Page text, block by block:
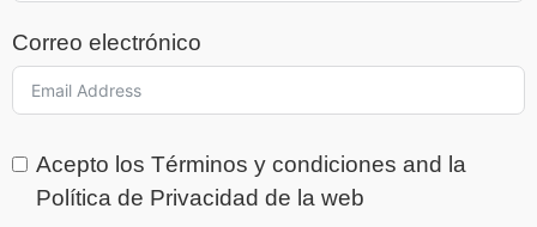
Correo electrónico
Acepto los Términos y condiciones and la
Política de Privacidad de la web